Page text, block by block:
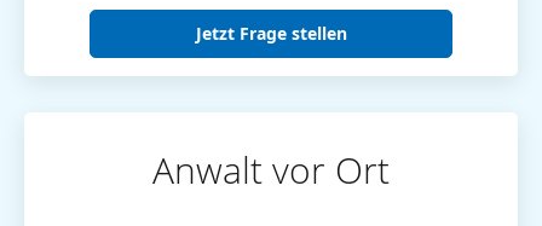
Jetzt Frage stellen
Anwalt vor Ort